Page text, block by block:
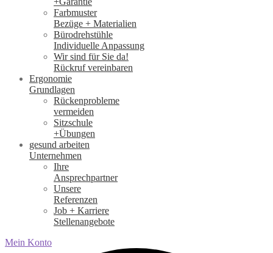
Farbmuster
Bezüge + Materialien
Bürodrehstühle
Individuelle Anpassung
Wir sind für Sie da!
Rückruf vereinbaren
Ergonomie
Grundlagen
Rückenprobleme
vermeiden
Sitzschule
+Übungen
gesund arbeiten
Unternehmen
Ihre
Ansprechpartner
Unsere
Referenzen
Job + Karriere
Stellenangebote
Mein Konto